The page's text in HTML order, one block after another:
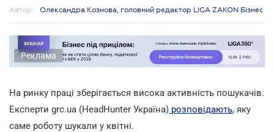
Автор: Олександра Кознова, головний редактор LIGA ZAKON Бізнес
Реклама
На ринку праці зберігається висока активність пошукачів.
Експерти grc.ua (HeadHunter Україна) розповідають, яку
саме роботу шукали у квітні.